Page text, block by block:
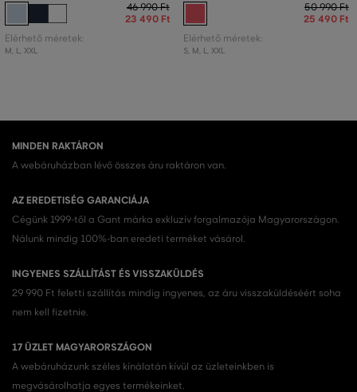
46 990 Ft
23 490 Ft
Elérhető méretek:
M, L, XXL
50 990 Ft
25 490 Ft
Elérhető méretek:
S, M, L, XXL
MINDEN RAKTÁRON
A webáruházban lévő összes áru raktáron van.
AZ EREDETISÉG GARANCIÁJA
Cégünk 1999-től a Gant márka exkluzív forgalmazója Magyarországon.
Nálunk mindig 100%-ban eredeti terméket vásárol.
INGYENES SZÁLLÍTÁST ÉS VISSZAKÜLDÉS
29 990 Ft feletti szállítás mindig ingyenes, az áru visszaküldéséért soha
nem kell fizetnie.
17 ÜZLET MAGYARORSZÁGON
A webáruházunk széles kínálatán kívül az üzleteinkben is
megvásárolhatja egyes termékeinket.